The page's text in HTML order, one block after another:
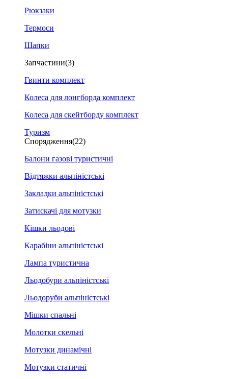
Рюкзаки
Термоси
Шапки
Запчастини(3)
Гвинти комплект
Колеса для лонгборда комплект
Колеса для скейтборду комплект
Туризм
Спорядження(22)
Балони газові туристичні
Відтяжки альпіністські
Закладки альпіністські
Затискачі для мотузки
Кішки льодові
Карабіни альпіністські
Лампа туристична
Льодобури альпіністські
Льодоруби альпіністські
Мішки спальні
Молотки скельні
Мотузки динамічні
Мотузки статичні